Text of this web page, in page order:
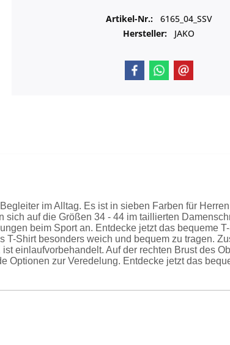
Artikel-Nr.:
6165_04_SSV
Hersteller:
JAKO
im Alltag. Es ist in sieben Farben für
auf die Größen 34 - 44 im taillierten
beim Sport an. Entdecke jetzt das bequeme
Shirt besonders weich und bequem zu tragen.
einlaufvorbehandelt. Auf der rechten Brust des
zur Veredelung. Entdecke jetzt das